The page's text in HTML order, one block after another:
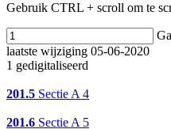
Gebruik CTRL + scroll om te
Ga
laatste wijziging 05-06-2020
1 gedigitaliseerd
201.5 Sectie A 4
201.6 Sectie A 5